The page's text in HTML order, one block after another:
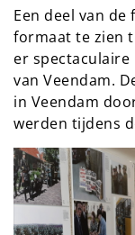
Een deel van
formaat te zien
er
van Veendam.
in Veendam
werden tijdens